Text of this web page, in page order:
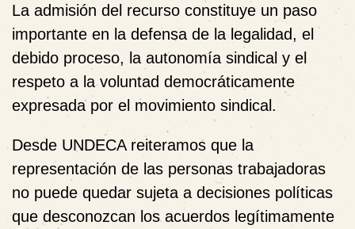
La admisión del recurso constituye un paso
importante en la defensa de la legalidad, el
debido proceso, la autonomía sindical y el
respeto a la voluntad democráticamente
expresada por el movimiento sindical.
Desde UNDECA reiteramos que la
representación de las personas trabajadoras
no puede quedar sujeta a decisiones políticas
que desconozcan los acuerdos legítimamente